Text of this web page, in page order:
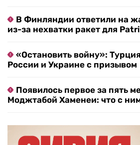
В Финляндии ответили на
из-за нехватки ракет для
«Остановить войну»:
России и Украине с призывом
Появилось первое за пять
Моджтабой Хаменеи: что с